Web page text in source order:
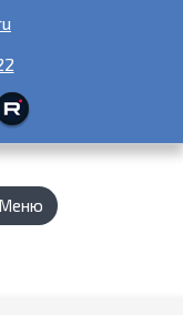
Меню